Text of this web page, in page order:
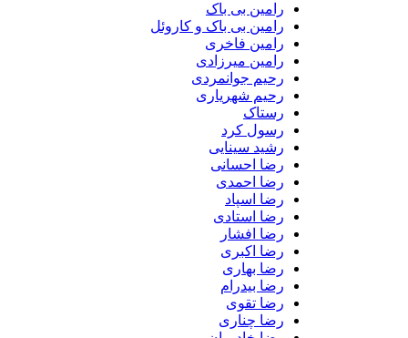
رامین بی باک
رامین بی باک و کاروئل
رامین فاخری
رامین میرزادی
رحیم جوانمردی
رحیم شهریاری
رستاک
رسول کرد
رشید سینایی
رضا احسانی
رضا احمدی
رضا اسپاد
رضا استادی
رضا افشار
رضا اکبری
رضا بهاری
رضا بیدرام
رضا تقوی
رضا چناری